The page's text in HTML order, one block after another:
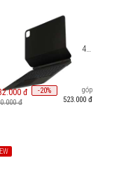
phím từ tính UNIQ
PRO IPAD PRO 11"
[UNIQ-PDP11(M4)-
đ -20%
đ
Trả góp
523.000 đ